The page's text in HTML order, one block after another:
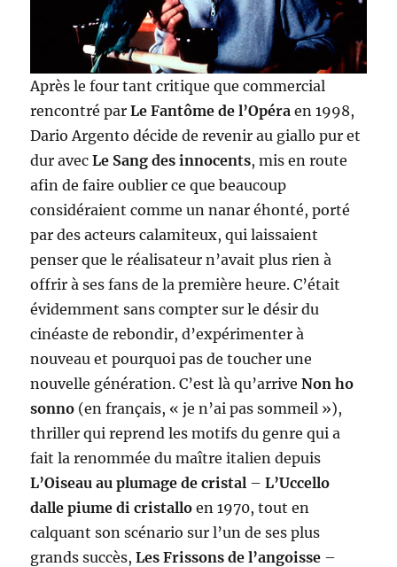
Après le four tant critique que commercial
rencontré parLe Fantôme de l’Opéra en 1998,
Dario Argento décide de revenir au giallo pur et
dur avecLe Sang des innocents, mis en route
afin de faire oublier ce que beaucoup
considéraient comme un nanar éhonté, porté
par des acteurs calamiteux, qui laissaient
penser que le réalisateur n’avait plus rien à
offrir à ses fans de la première heure. C’était
évidemment sans compter sur le désir du
cinéaste de rebondir, d’expérimenter à
nouveau et pourquoi pas de toucher une
nouvelle génération. C’est là qu’arriveNon ho
sonno (en français, « je n’ai pas sommeil »),
thriller qui reprend les motifs du genre qui a
fait la renommée du maître italien depuis
L’Oiseau au plumage de cristal –L’Uccello
dalle piume di cristallo en 1970, tout en
calquant son scénario sur l’un de ses plus
grands succès,Les Frissons de l’angoisse –